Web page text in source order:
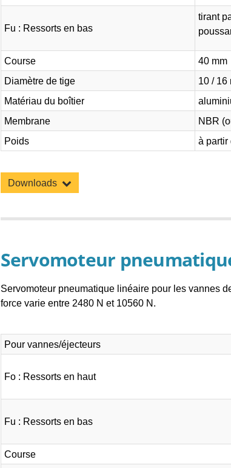
Fu : Ressorts en bas
tirant
Course
40 mm
Diamètre de tige
10 / 16
Matériau du boîtier
Membrane
NBR
Poids
à partir
Downloads
Servomoteur
Servomoteur pneumatique linéaire pour les vannes
force varie entre 2480 N et 10560 N.
Pour vannes/éjecteurs
Fo : Ressorts en haut
Fu : Ressorts en bas
Course